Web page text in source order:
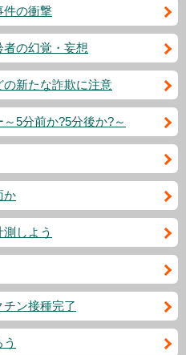
の衝撃
の幻覚・妄想
新たな詐欺に注意
5分前か?5分後か?～
か
しよう
ン接種完了